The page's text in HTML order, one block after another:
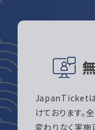
JapanTicketは
けております。
変わりなく実施